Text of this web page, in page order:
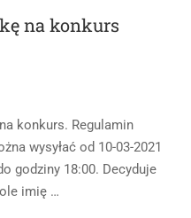
na konkurs
konkurs. Regulamin
wysyłać od 10-03-2021
godziny 18:00. Decyduje
imię …